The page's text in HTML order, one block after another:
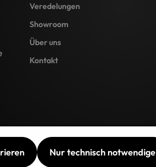
Veredelungen
Showroom
Über uns
Kontakt
Nur technisch notwendige